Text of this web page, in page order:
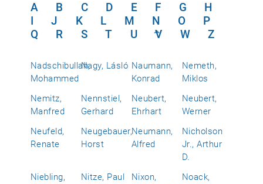
A B C D E F G
H
I
J K L M N O
P
Q
R S T U V W Z
Nadschibullah,
Mohammed
Nagy, Lásló Naumann,
Konrad
Nemeth,
Miklos
Nemitz,
Manfred
Nennstiel,
Gerhard
Neubert,
Ehrhart
Neubert,
Werner
Neufeld,
Renate
Neugebauer,
Horst
Neumann,
Alfred
Nicholson
Jr., Arthur
D.
Niebling,
Nitze, Paul
Nixon,
Noack,